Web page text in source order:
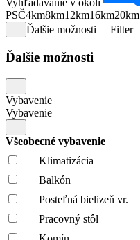
PSČ4km8km12km16km20km
Ďalšie možnosti
Filter
Ďalšie možnosti
Vybavenie
Vybavenie
Všeobecné vybavenie
Klimatizácia
Balkón
Posteľná bielizeň vr.
Pracovný stôl